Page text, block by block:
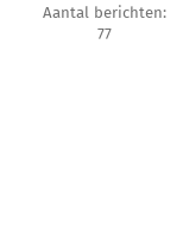
Bisdom Antwerpen
Aantal berichten:
77